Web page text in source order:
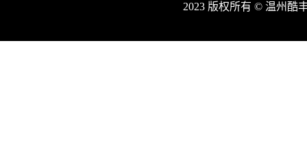
2023 版权所有 © 温州酷